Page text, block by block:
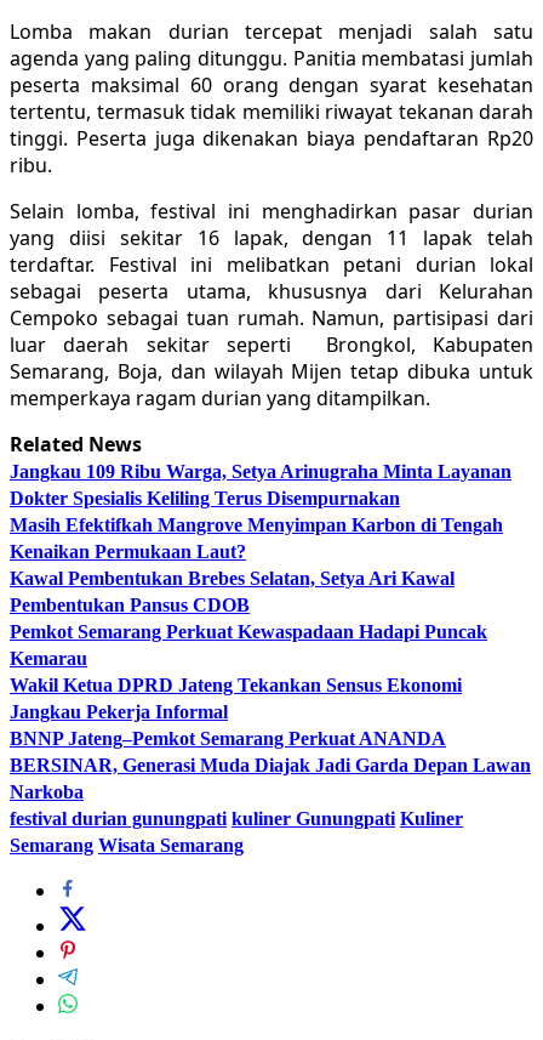
Lomba makan durian tercepat menjadi salah satu
agenda yang paling ditunggu. Panitia membatasi jumlah
peserta maksimal 60 orang dengan syarat kesehatan
tertentu, termasuk tidak memiliki riwayat tekanan darah
tinggi. Peserta juga dikenakan biaya pendaftaran Rp20
ribu.
Selain lomba, festival ini menghadirkan pasar durian
yang diisi sekitar 16 lapak, dengan 11 lapak telah
terdaftar. Festival ini melibatkan petani durian lokal
sebagai peserta utama, khususnya dari Kelurahan
Cempoko sebagai tuan rumah. Namun, partisipasi dari
luar daerah sekitar seperti Brongkol, Kabupaten
Semarang, Boja, dan wilayah Mijen tetap dibuka untuk
memperkaya ragam durian yang ditampilkan.
Related News
Jangkau 109 Ribu Warga, Setya Arinugraha Minta Layanan
Dokter Spesialis Keliling Terus Disempurnakan
Masih Efektifkah Mangrove Menyimpan Karbon di Tengah
Kenaikan Permukaan Laut?
Kawal Pembentukan Brebes Selatan, Setya Ari Kawal
Pembentukan Pansus CDOB
Pemkot Semarang Perkuat Kewaspadaan Hadapi Puncak
Kemarau
Wakil Ketua DPRD Jateng Tekankan Sensus Ekonomi
Jangkau Pekerja Informal
BNNP Jateng–Pemkot Semarang Perkuat ANANDA
BERSINAR, Generasi Muda Diajak Jadi Garda Depan Lawan
Narkoba
festival durian gunungpati kuliner Gunungpati Kuliner
Semarang Wisata Semarang